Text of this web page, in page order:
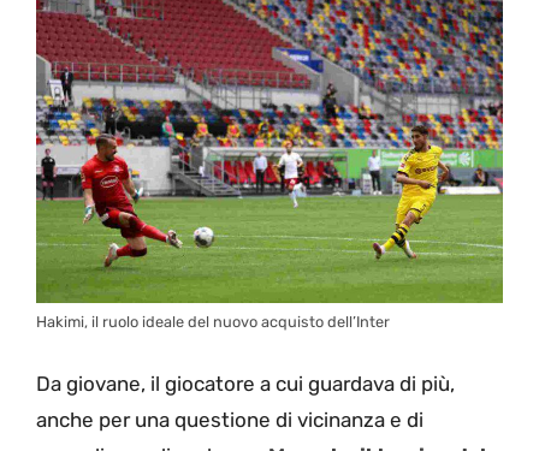
Hakimi, il ruolo ideale del nuovo acquisto dell’Inter
Da giovane, il giocatore a cui guardava di più,
anche per una questione di vicinanza e di